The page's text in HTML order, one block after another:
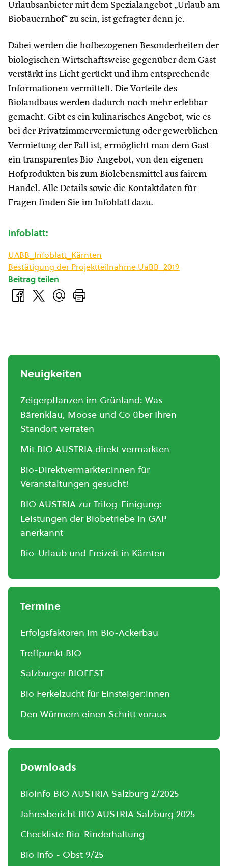
Urlaubsanbieter mit dem Spezialangebot „Urlaub am
Biobauernhof“ zu sein, ist gefragter denn je.
Dabei werden die hofbezogenen Besonderheiten der
biologischen Wirtschaftsweise gegenüber dem Gast
verstärkt ins Licht gerückt und ihm entsprechende
Informationen vermittelt. Die Vorteile des
Biolandbaus werden dadurch noch mehr erlebbar
gemacht. Gibt es ein kulinarisches Angebot, wie es
bei der Privatzimmervermietung oder gewerblichen
Vermietung der Fall ist, ermöglicht man dem Gast
ein transparentes Bio-Angebot, von den eigenen
Hofprodukten bis zum Biolebensmittel aus fairem
Handel. Alle Details sowie die Kontaktdaten für
Fragen finden Sie im Infoblatt dazu.
Infoblatt:
UABB_Infoblatt_Kärnten
Bestätigung der Projektteilnahme UaBB_2019
Beitrag teilen
Neuigkeiten
Zeigerpflanzen im Grünland: Was
Bärenklau, Moose und Co über Ihren
Standort verraten
Mit BIO AUSTRIA direkt vermarkten
Bio-Direktvermarkter:innen für
Veranstaltungen gesucht!
BIO AUSTRIA zur Trilog-Einigung:
Leistungen der Biobetriebe in GAP
anerkannt
Bio-Urlaub und Freizeit in Kärnten
Termine
Erfolgsfaktoren im Bio-Ackerbau
Treffpunkt BIO
Salzburger BIOFEST
Bio Ferkelzucht für Einsteiger:innen
Den Würmern einen Schritt voraus
Downloads
BioInfo BIO AUSTRIA Salzburg 2/2025
Jahresbericht BIO AUSTRIA Salzburg 2025
Checkliste Bio-Rinderhaltung
Bio Info - Obst 9/25